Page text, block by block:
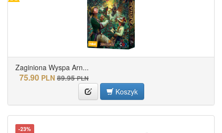
Zaginiona Wyspa Arn...
75.90 PLN 89.95 PLN
Koszyk
-23%